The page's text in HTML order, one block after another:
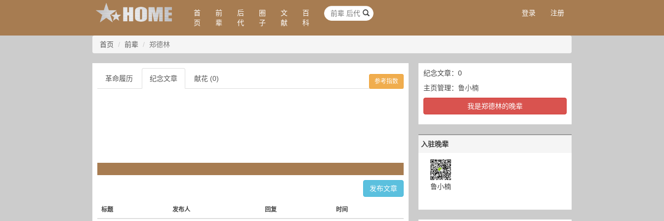
首
页
前
辈
后
代
圈
子
文
献
百
科
登录 注册
首页 前辈 郑德林
革命履历 纪念文章 献花 (0) 参考指数
发布文章
标题 发布人 回复 时间
纪念文章：0
主页管理： 鲁小楠
我是郑德林的晚辈
入驻晚辈
鲁小楠